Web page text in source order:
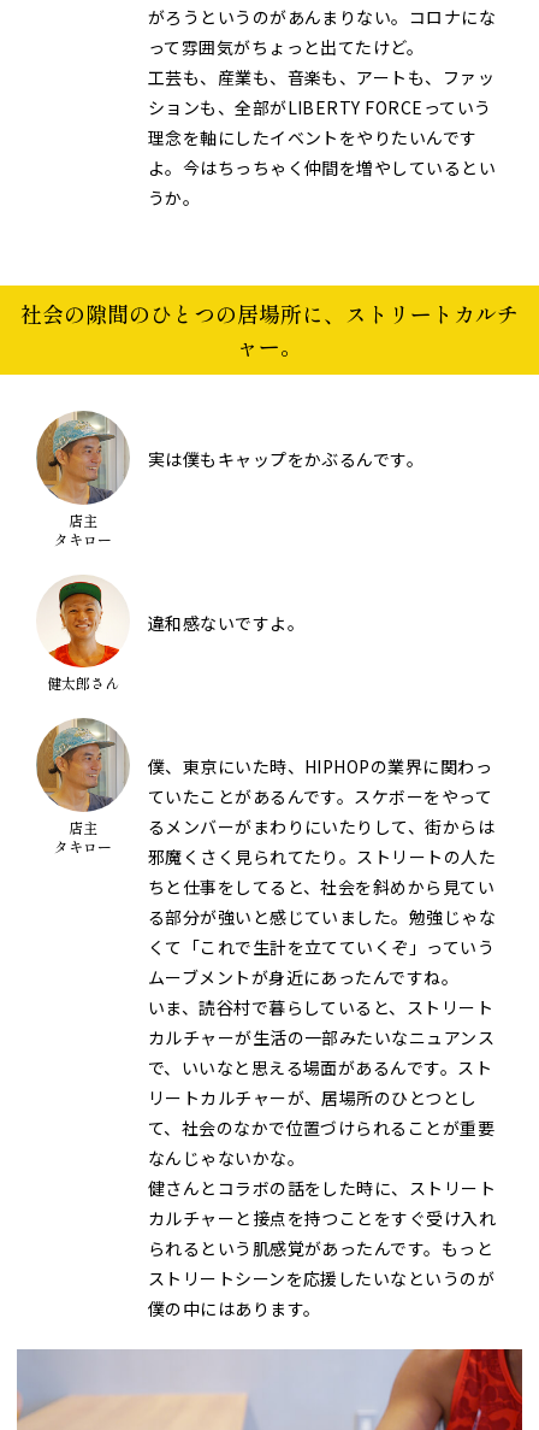
がろうというのがあんまりない。コロナにな
って雰囲気がちょっと出てたけど。
工芸も、産業も、音楽も、アートも、ファッ
ションも、全部がLIBERTY FORCEっていう
理念を軸にしたイベントをやりたいんです
よ。今はちっちゃく仲間を増やしているとい
うか。
社会の隙間のひとつの居場所に、ストリートカルチ
ャー。
店主
タキロー
実は僕もキャップをかぶるんです。
健太郎さん
違和感ないですよ。
店主
タキロー
僕、東京にいた時、HIPHOPの業界に関わっ
ていたことがあるんです。スケボーをやって
るメンバーがまわりにいたりして、街からは
邪魔くさく見られてたり。ストリートの人た
ちと仕事をしてると、社会を斜めから見てい
る部分が強いと感じていました。勉強じゃな
くて「これで生計を立てていくぞ」っていう
ムーブメントが身近にあったんですね。
いま、読谷村で暮らしていると、ストリート
カルチャーが生活の一部みたいなニュアンス
で、いいなと思える場面があるんです。スト
リートカルチャーが、居場所のひとつとし
て、社会のなかで位置づけられることが重要
なんじゃないかな。
健さんとコラボの話をした時に、ストリート
カルチャーと接点を持つことをすぐ受け入れ
られるという肌感覚があったんです。もっと
ストリートシーンを応援したいなというのが
僕の中にはあります。